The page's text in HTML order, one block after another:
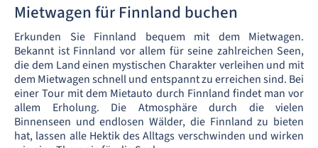
Mietwagen für Finnland buchen
Erkunden Sie Finnland bequem mit dem Mietwagen.
Bekannt ist Finnland vor allem für seine zahlreichen Seen,
die dem Land einen mystischen Charakter verleihen und mit
dem Mietwagen schnell und entspannt zu erreichen sind. Bei
einer Tour mit dem Mietauto durch Finnland findet man vor
allem Erholung. Die Atmosphäre durch die vielen
Binnenseen und endlosen Wälder, die Finnland zu bieten
hat, lassen alle Hektik des Alltags verschwinden und wirken